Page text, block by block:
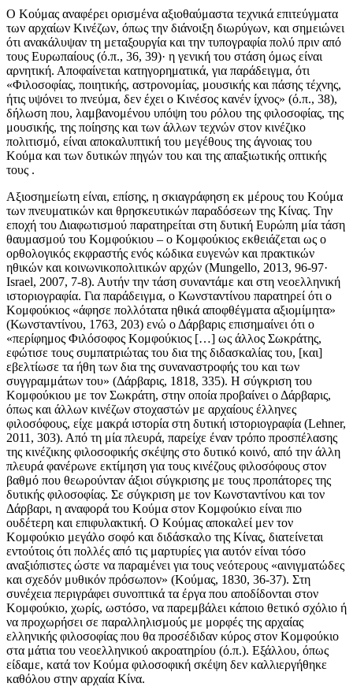
Ο Κούμας αναφέρει ορισμένα αξιοθαύμαστα τεχνικά επιτεύγματα
των αρχαίων Κινέζων, όπως την διάνοιξη διωρύγων, και σημειώνει
ότι ανακάλυψαν τη μεταξουργία και την τυπογραφία πολύ πριν από
τους Ευρωπαίους (ό.π., 36, 39)· η γενική του στάση όμως είναι
αρνητική. Αποφαίνεται κατηγορηματικά, για παράδειγμα, ότι
«Φιλοσοφίας, ποιητικής, αστρονομίας, μουσικής και πάσης τέχνης,
ήτις υψόνει το πνεύμα, δεν έχει ο Κινέσος κανέν ίχνος» (ό.π., 38),
δήλωση που, λαμβανομένου υπόψη του ρόλου της φιλοσοφίας, της
μουσικής, της ποίησης και των άλλων τεχνών στον κινέζικο
πολιτισμό, είναι αποκαλυπτική του μεγέθους της άγνοιας του
Κούμα και των δυτικών πηγών του και της απαξιωτικής οπτικής
τους .
Αξιοσημείωτη είναι, επίσης, η σκιαγράφηση εκ μέρους του Κούμα
των πνευματικών και θρησκευτικών παραδόσεων της Κίνας. Την
εποχή του Διαφωτισμού παρατηρείται στη δυτική Ευρώπη μία τάση
θαυμασμού του Κομφούκιου – ο Κομφούκιος εκθειάζεται ως ο
ορθολογικός εκφραστής ενός κώδικα ευγενών και πρακτικών
ηθικών και κοινωνικοπολιτικών αρχών (Mungello, 2013, 96-97·
Israel, 2007, 7-8). Αυτήν την τάση συναντάμε και στη νεοελληνική
ιστοριογραφία. Για παράδειγμα, ο Κωνσταντίνου παρατηρεί ότι ο
Κομφούκιος «άφησε πολλότατα ηθικά αποφθέγματα αξιομίμητα»
(Κωνσταντίνου, 1763, 203) ενώ ο Δάρβαρις επισημαίνει ότι ο
«περίφημος Φιλόσοφος Κομφούκιος […] ως άλλος Σωκράτης,
εφώτισε τους συμπατριώτας του δια της διδασκαλίας του, [και]
εβελτίωσε τα ήθη των δια της συναναστροφής του και των
συγγραμμάτων του» (Δάρβαρις, 1818, 335). Η σύγκριση του
Κομφούκιου με τον Σωκράτη, στην οποία προβαίνει ο Δάρβαρις,
όπως και άλλων κινέζων στοχαστών με αρχαίους έλληνες
φιλοσόφους, είχε μακρά ιστορία στη δυτική ιστοριογραφία (Lehner,
2011, 303). Από τη μία πλευρά, παρείχε έναν τρόπο προσπέλασης
της κινέζικης φιλοσοφικής σκέψης στο δυτικό κοινό, από την άλλη
πλευρά φανέρωνε εκτίμηση για τους κινέζους φιλοσόφους στον
βαθμό που θεωρούνταν άξιοι σύγκρισης με τους προπάτορες της
δυτικής φιλοσοφίας. Σε σύγκριση με τον Κωνσταντίνου και τον
Δάρβαρι, η αναφορά του Κούμα στον Κομφούκιο είναι πιο
ουδέτερη και επιφυλακτική. Ο Κούμας αποκαλεί μεν τον
Κομφούκιο μεγάλο σοφό και διδάσκαλο της Κίνας, διατείνεται
εντούτοις ότι πολλές από τις μαρτυρίες για αυτόν είναι τόσο
αναξιόπιστες ώστε να παραμένει για τους νεότερους «αινιγματώδες
και σχεδόν μυθικόν πρόσωπον» (Κούμας, 1830, 36-37). Στη
συνέχεια περιγράφει συνοπτικά τα έργα που αποδίδονται στον
Κομφούκιο, χωρίς, ωστόσο, να παρεμβάλει κάποιο θετικό σχόλιο ή
να προχωρήσει σε παραλληλισμούς με μορφές της αρχαίας
ελληνικής φιλοσοφίας που θα προσέδιδαν κύρος στον Κομφούκιο
στα μάτια του νεοελληνικού ακροατηρίου (ό.π.). Εξάλλου, όπως
είδαμε, κατά τον Κούμα φιλοσοφική σκέψη δεν καλλιεργήθηκε
καθόλου στην αρχαία Κίνα.